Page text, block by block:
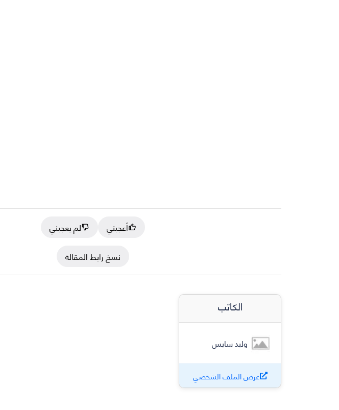
أعجبني
لم يعجبني
نسخ رابط المقالة
الكاتب
وليد سايس
عرض الملف الشخصي